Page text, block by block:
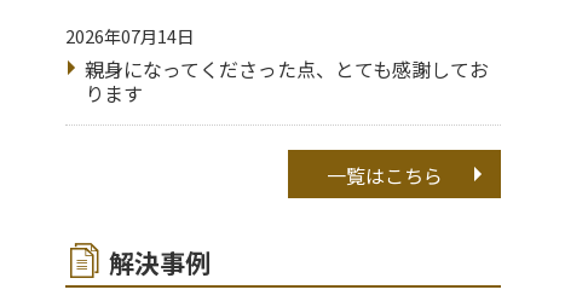
2026年07月14日
親身になってくださった点、とても感謝してお
ります
一覧はこちら
解決事例